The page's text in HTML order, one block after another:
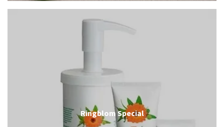
Ringblom Special